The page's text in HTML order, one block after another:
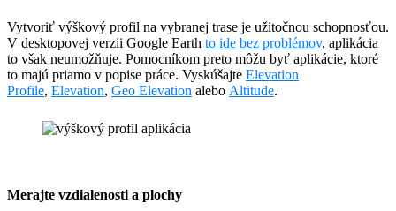
Vytvoriť výškový profil na vybranej trase je užitočnou schopnosťou.
V desktopovej verzii Google Earth to ide bez problémov, aplikácia
to však neumožňuje. Pomocníkom preto môžu byť aplikácie, ktoré
to majú priamo v popise práce. Vyskúšajte Elevation
Profile, Elevation, Geo Elevation alebo Altitude.
Merajte vzdialenosti a plochy